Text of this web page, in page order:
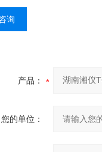
询
产品：
您的单位：